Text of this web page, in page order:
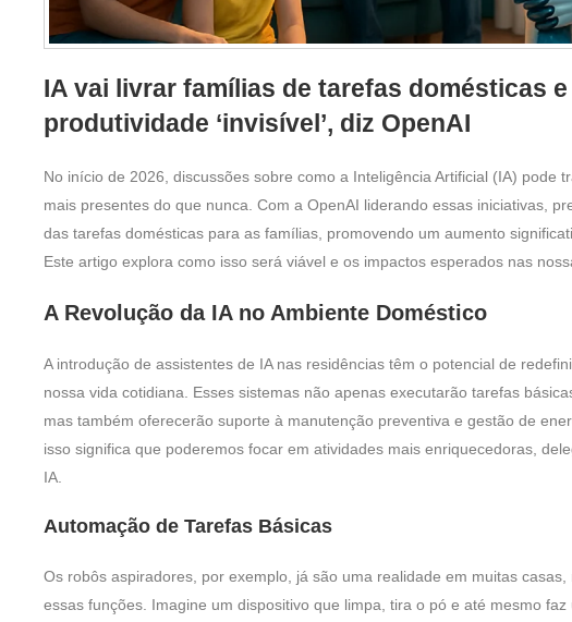
IA vai livrar famílias de tarefas domésticas
produtividade ‘invisível’, diz OpenAI
No início de 2026, discussões sobre como a Inteligência Artificial (IA) pode
mais presentes do que nunca. Com a OpenAI liderando essas iniciativas,
das tarefas domésticas para as famílias, promovendo um aumento
Este artigo explora como isso será viável e os impactos esperados nas
A Revolução da IA no Ambiente Doméstico
A introdução de assistentes de IA nas residências têm o potencial de
nossa vida cotidiana. Esses sistemas não apenas executarão tarefas
mas também oferecerão suporte à manutenção preventiva e gestão de
isso significa que poderemos focar em atividades mais enriquecedoras,
IA.
Automação de Tarefas Básicas
Os robôs aspiradores, por exemplo, já são uma realidade em muitas
essas funções. Imagine um dispositivo que limpa, tira o pó e até mesmo